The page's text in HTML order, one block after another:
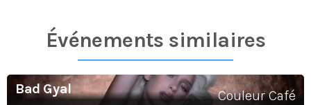
Événements similaires​
Bad Gyal Couleur Café